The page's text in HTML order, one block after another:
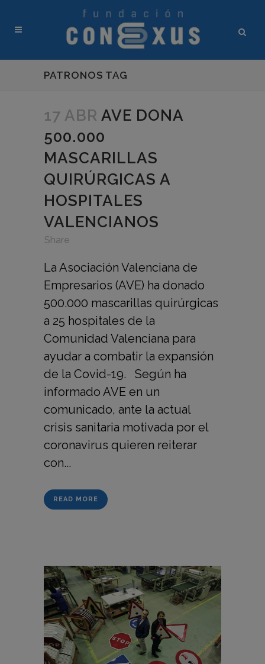
PATRONOS TAG
17 ABR AVE DONA
500.000
MASCARILLAS
QUIRÚRGICAS A
HOSPITALES
VALENCIANOS
Share
La Asociación Valenciana de
Empresarios (AVE) ha donado
500.000 mascarillas quirúrgicas
a 25 hospitales de la
Comunidad Valenciana para
ayudar a combatir la expansión
de la Covid-19. Según ha
informado AVE en un
comunicado, ante la actual
crisis sanitaria motivada por el
coronavirus quieren reiterar
con...
READ MORE